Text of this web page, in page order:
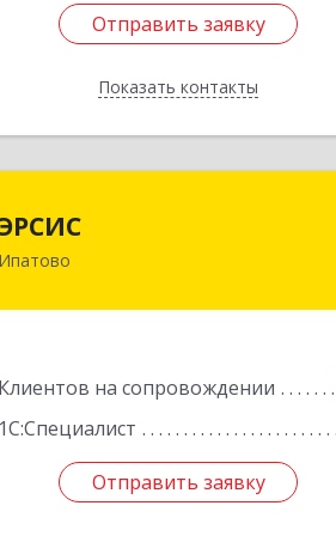
Отправить заявку
Показать контакты
Отправить заявку
Назад
Ипатово
Клиентов на сопровождении
1С:Специалист
Отправить заявку
Отправить заявку